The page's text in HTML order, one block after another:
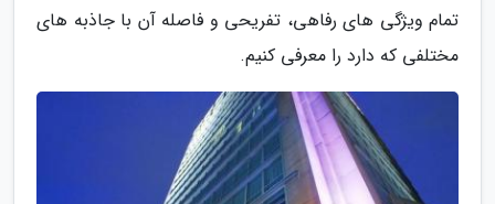
تمام ویژگی های رفاهی، تفریحی و فاصله آن با جاذبه های
مختلفی که دارد را معرفی کنیم.